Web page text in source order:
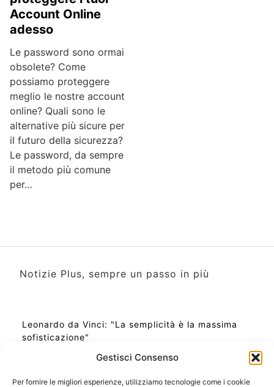
Gestisci Consenso
Per fornire le migliori esperienze, utilizziamo tecnologie come i cookie
Account Online
adesso
Le password sono ormai
obsolete? Come
possiamo proteggere
meglio le nostre account
online? Quali sono le
alternative più sicure per
il futuro della sicurezza?
Le password, da sempre
il metodo più comune
per…
Notizie Plus, sempre un passo in più
Leonardo da Vinci: "La semplicità è la massima
sofisticazione"